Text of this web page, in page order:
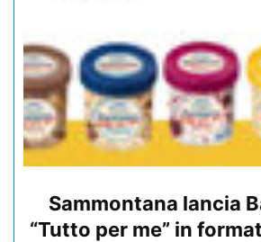
Sammontana lancia
“Tutto per me” in